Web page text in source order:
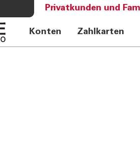
Privatkunden und
Konten Zahlkarten